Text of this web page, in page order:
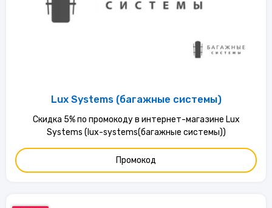
Lux Systems (багажные системы)
Скидка 5% по промокоду в интернет-магазине Lux
Systems (lux-systems(багажные системы))
Промокод